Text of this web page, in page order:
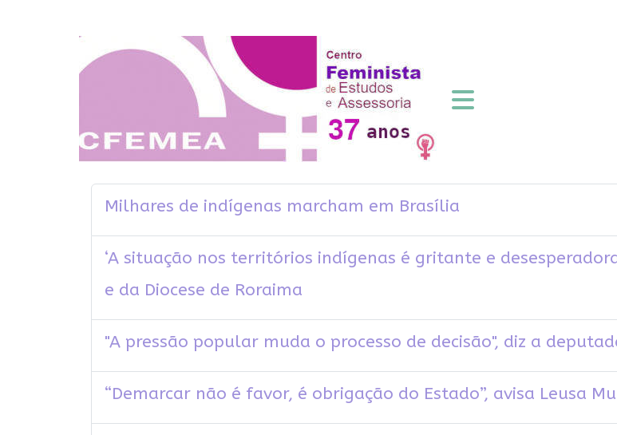
Milhares de indígenas marcham em Brasília
‘A situação nos territórios indígenas é gritante e
e da Diocese de Roraima
"A pressão popular muda o processo de decisão", diz a
“Demarcar não é favor, é obrigação do Estado”, avisa Leusa